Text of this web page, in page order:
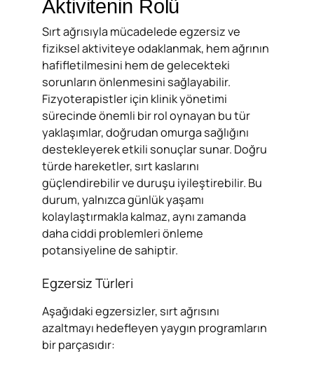
Aktivitenin Rolü
Sırt ağrısıyla mücadelede egzersiz ve
fiziksel aktiviteye odaklanmak, hem ağrının
hafifletilmesini hem de gelecekteki
sorunların önlenmesini sağlayabilir.
Fizyoterapistler için klinik yönetimi
sürecinde önemli bir rol oynayan bu tür
yaklaşımlar, doğrudan omurga sağlığını
destekleyerek etkili sonuçlar sunar. Doğru
türde hareketler, sırt kaslarını
güçlendirebilir ve duruşu iyileştirebilir. Bu
durum, yalnızca günlük yaşamı
kolaylaştırmakla kalmaz, aynı zamanda
daha ciddi problemleri önleme
potansiyeline de sahiptir.
Egzersiz Türleri
Aşağıdaki egzersizler, sırt ağrısını
azaltmayı hedefleyen yaygın programların
bir parçasıdır: